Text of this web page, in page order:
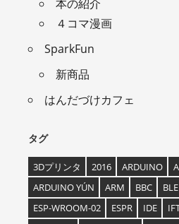
本の紹介
４コマ漫画
SparkFun
新商品
はんだづけカフェ
タグ
3Dプリンタ 2016 ARDUINO
ARDUINO YÚN
ARM BBC BLE
ESP-WROOM-02
ESPR IDE